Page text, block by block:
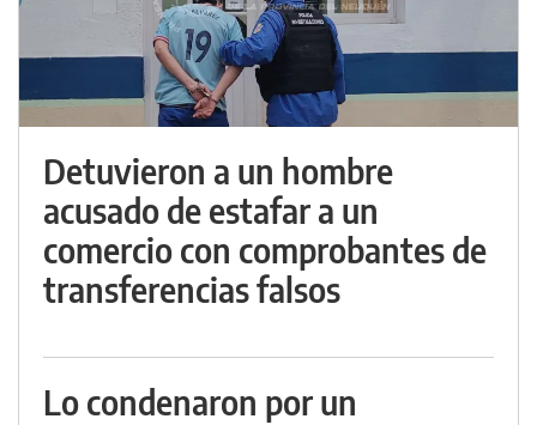
Detuvieron a un hombre
acusado de estafar a un
comercio con comprobantes de
transferencias falsos
Lo condenaron por un